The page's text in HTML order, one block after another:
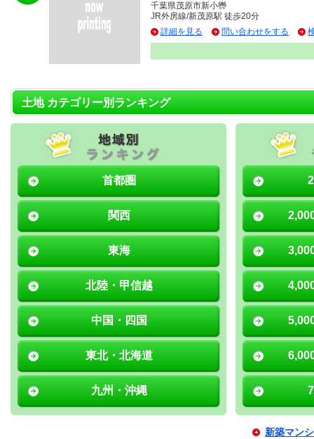
千葉県茂原市新小轡
JR外房線/新茂原駅 徒歩20分
詳細を見る
問い合わせをする
土地 カテゴリー別ランキング
首都圏
関西
東海
北陸・甲信越
中国・四国
東北・北海道
九州・沖縄
新築マン